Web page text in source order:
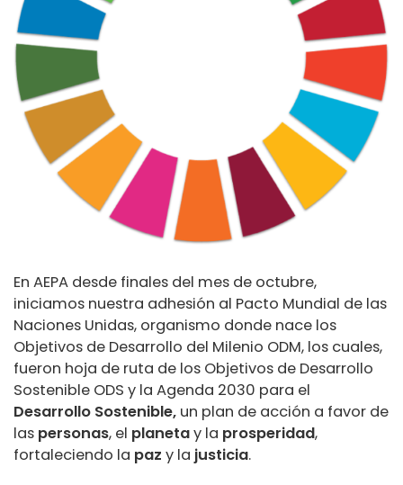
En AEPA desde finales del mes de octubre,
iniciamos nuestra adhesión al Pacto Mundial de las
Naciones Unidas, organismo donde nace los
Objetivos de Desarrollo del Milenio ODM, los cuales,
fueron hoja de ruta de los Objetivos de Desarrollo
Sostenible ODS y la Agenda 2030 para el
Desarrollo Sostenible, un plan de acción a favor de
las personas, el planetay la prosperidad,
fortaleciendo la paz y la justicia.